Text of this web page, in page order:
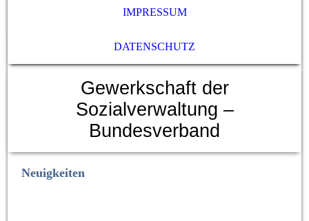
IMPRESSUM
DATENSCHUTZ
Gewerkschaft der
Sozialverwaltung –
Bundesverband
Neuigkeiten